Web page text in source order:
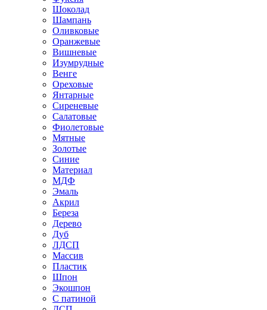
Шоколад
Шампань
Оливковые
Оранжевые
Вишневые
Изумрудные
Венге
Ореховые
Янтарные
Сиреневые
Салатовые
Фиолетовые
Мятные
Золотые
Синие
Материал
МДФ
Эмаль
Акрил
Береза
Дерево
Дуб
ЛДСП
Массив
Пластик
Шпон
Экошпон
С патиной